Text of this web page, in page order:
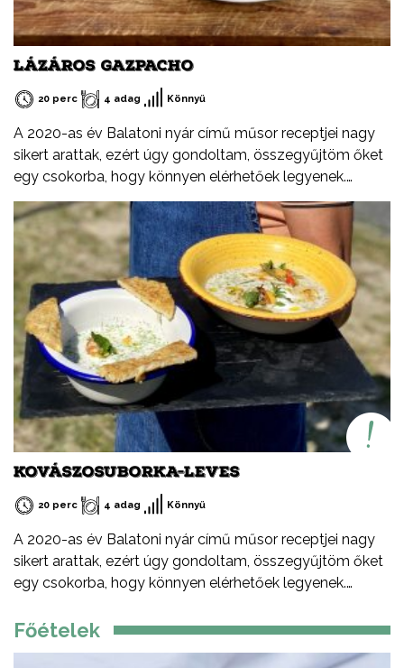
LÁZÁROS GAZPACHO
20 perc 4 adag Könnyű
A 2020-as év Balatoni nyár című műsor receptjei nagy
sikert arattak, ezért úgy gondoltam, összegyűjtöm őket
egy csokorba, hogy könnyen elérhetőek legyenek.
Ezeket a recepteket nem csak nyáron, hanem az év
minden időszakában elkészítheted, mint ahogy a
Balatont is egész évben látogathatod! Jó főzést, és jó
étvágyát kívánok!
KOVÁSZOSUBORKA-LEVES
20 perc 4 adag Könnyű
A 2020-as év Balatoni nyár című műsor receptjei nagy
sikert arattak, ezért úgy gondoltam, összegyűjtöm őket
egy csokorba, hogy könnyen elérhetőek legyenek.
minden időszakában elkészítheted, mint ahogy a
Főételek